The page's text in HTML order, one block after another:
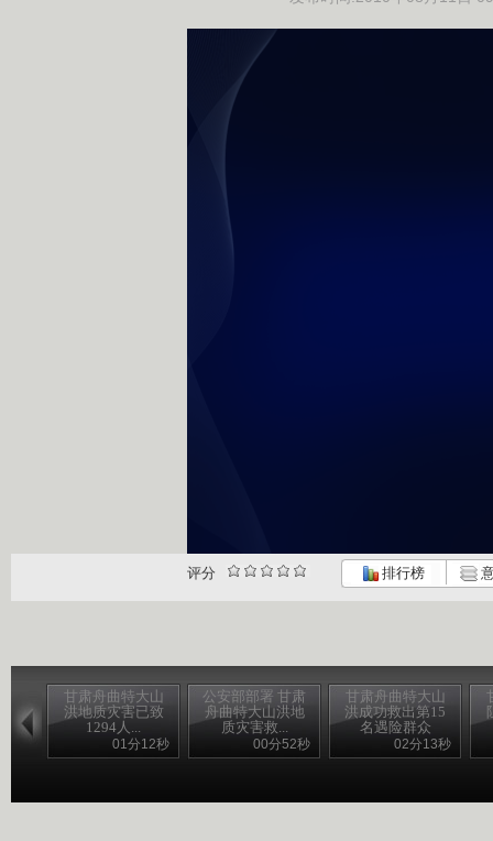
评分 排行榜
甘肃舟曲特大山
洪地质灾害已致
1294人...
01分12秒
公安部部署 甘肃
舟曲特大山洪地
质灾害救...
00分52秒
甘肃舟曲特大山
洪成功救出第15
名遇险群众
02分13秒